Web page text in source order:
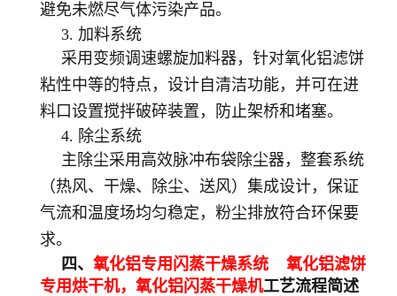
避免未燃尽气体污染产品。
3. 加料系统
采用变频调速螺旋加料器，针对氧化铝滤饼
粘性中等的特点，设计自清洁功能，并可在进
料口设置搅拌破碎装置，防止架桥和堵塞。
4. 除尘系统
主除尘采用高效脉冲布袋除尘器，整套系统
（热风、干燥、除尘、送风）集成设计，保证
气流和温度场均匀稳定，粉尘排放符合环保要
求。
四、 氧化铝专用闪蒸干燥系统 氧化铝滤饼
专用烘干机， 氧化铝闪蒸干燥机工艺流程简述